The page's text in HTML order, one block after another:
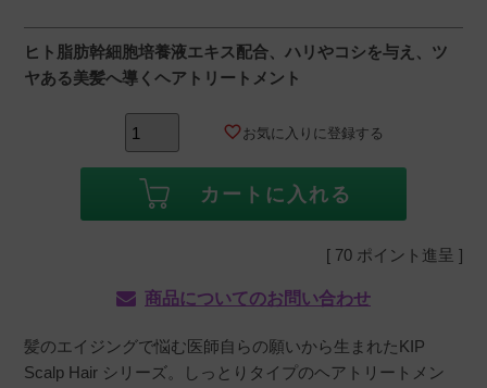
ヒト脂肪幹細胞培養液エキス配合、ハリやコシを与え、ツ
ヤある美髪へ導くヘアトリートメント
お気に入りに登録する
カートに入れる
[ 70 ポイント進呈 ]
商品についてのお問い合わせ
髪のエイジングで悩む医師自らの願いから生まれたKIP
Scalp Hair シリーズ。しっとりタイプのヘアトリートメン